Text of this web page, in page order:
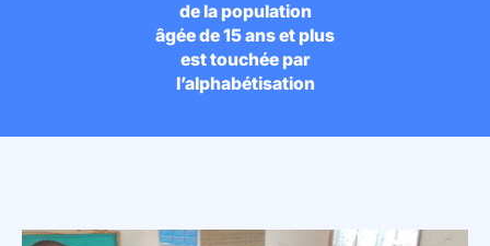
de la population
âgée de 15 ans et plus
est touchée par
l’alphabétisation